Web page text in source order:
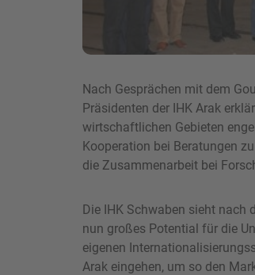
Nach Gesprächen mit dem
Präsidenten der IHK Arak
wirtschaftlichen Gebieten
Kooperation bei Beratungen
die Zusammenarbeit bei
Die IHK Schwaben sieht nach
nun großes Potential für die
eigenen
Arak eingehen, um so den